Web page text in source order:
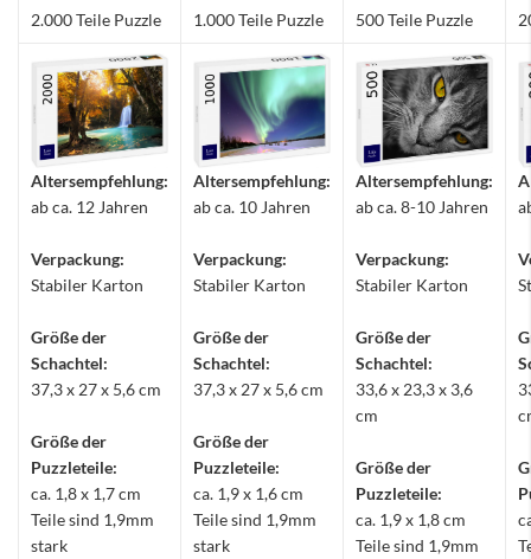
2.000 Teile Puzzle 1.000 Teile Puzzle 500 Teile Puzzle
Altersempfehlung:
ab ca. 12 Jahren
Verpackung:
Stabiler Karton
Größe der
Schachtel:
37,3 x 27 x 5,6 cm
Größe der
Puzzleteile:
ca. 1,8 x 1,7 cm
Teile sind 1,9mm
stark
Altersempfehlung:
ab ca. 10 Jahren
Verpackung:
Stabiler Karton
Größe der
Schachtel:
37,3 x 27 x 5,6 cm
Größe der
Puzzleteile:
ca. 1,9 x 1,6 cm
Teile sind 1,9mm
stark
Altersempfehlung:
ab ca. 8-10 Jahren
Verpackung:
Stabiler Karton
Größe der
Schachtel:
33,6 x 23,3 x 3,6
cm
Größe der
Puzzleteile:
ca. 1,9 x 1,8 cm
Teile sind 1,9mm